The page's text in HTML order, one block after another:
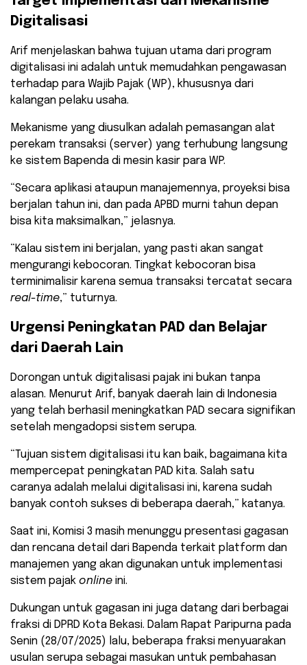
Digitalisasi
Arif menjelaskan bahwa tujuan utama dari program
digitalisasi ini adalah untuk memudahkan pengawasan
terhadap para Wajib Pajak (WP), khususnya dari
kalangan pelaku usaha.
Mekanisme yang diusulkan adalah pemasangan alat
perekam transaksi (server) yang terhubung langsung
ke sistem Bapenda di mesin kasir para WP.
“Secara aplikasi ataupun manajemennya, proyeksi bisa
berjalan tahun ini, dan pada APBD murni tahun depan
bisa kita maksimalkan,” jelasnya.
“Kalau sistem ini berjalan, yang pasti akan sangat
mengurangi kebocoran. Tingkat kebocoran bisa
terminimalisir karena semua transaksi tercatat secara
real-time,” tuturnya.
Urgensi Peningkatan PAD dan Belajar
dari Daerah Lain
Dorongan untuk digitalisasi pajak ini bukan tanpa
alasan. Menurut Arif, banyak daerah lain di Indonesia
yang telah berhasil meningkatkan PAD secara signifikan
setelah mengadopsi sistem serupa.
“Tujuan sistem digitalisasi itu kan baik, bagaimana kita
mempercepat peningkatan PAD kita. Salah satu
caranya adalah melalui digitalisasi ini, karena sudah
banyak contoh sukses di beberapa daerah,” katanya.
Saat ini, Komisi 3 masih menunggu presentasi gagasan
dan rencana detail dari Bapenda terkait platform dan
manajemen yang akan digunakan untuk implementasi
sistem pajak online ini.
Dukungan untuk gagasan ini juga datang dari berbagai
fraksi di DPRD Kota Bekasi. Dalam Rapat Paripurna pada
Senin (28/07/2025) lalu, beberapa fraksi menyuarakan
usulan serupa sebagai masukan untuk pembahasan